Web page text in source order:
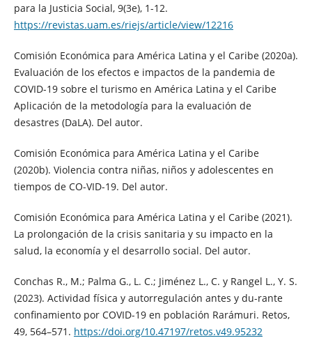
para la Justicia Social, 9(3e), 1-12.
https://revistas.uam.es/riejs/article/view/12216
Comisión Económica para América Latina y el Caribe (2020a).
Evaluación de los efectos e impactos de la pandemia de
COVID-19 sobre el turismo en América Latina y el Caribe
Aplicación de la metodología para la evaluación de
desastres (DaLA). Del autor.
Comisión Económica para América Latina y el Caribe
(2020b). Violencia contra niñas, niños y adolescentes en
tiempos de CO-VID-19. Del autor.
Comisión Económica para América Latina y el Caribe (2021).
La prolongación de la crisis sanitaria y su impacto en la
salud, la economía y el desarrollo social. Del autor.
Conchas R., M.; Palma G., L. C.; Jiménez L., C. y Rangel L., Y. S.
(2023). Actividad física y autorregulación antes y du-rante
confinamiento por COVID-19 en población Rarámuri. Retos,
49, 564–571. https://doi.org/10.47197/retos.v49.95232